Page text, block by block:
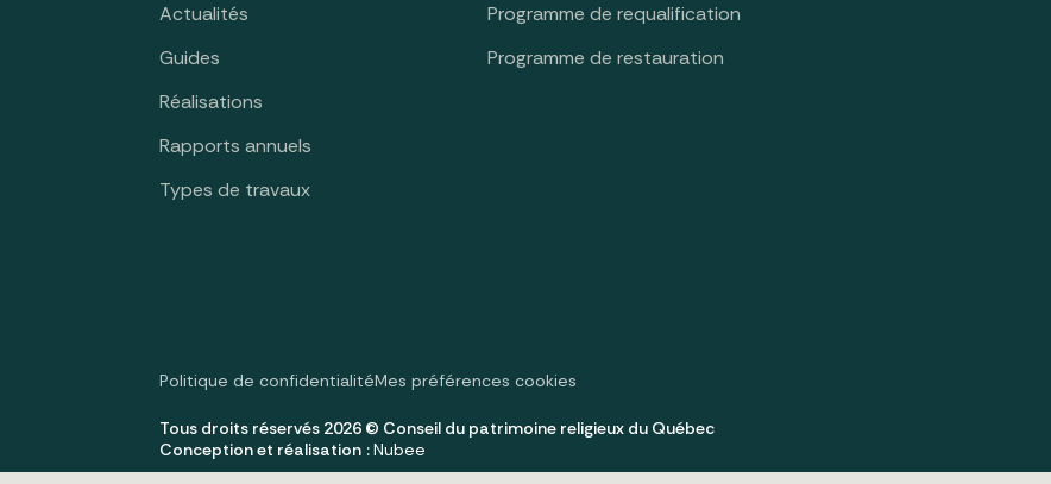
Actualités
Guides
Réalisations
Rapports annuels
Types de travaux
Programme de requalification
Programme de restauration
Politique de confidentialitéMes préférences cookies
Tous droits réservés 2026 © Conseil du patrimoine religieux du Québec
Conception et réalisation :Nubee